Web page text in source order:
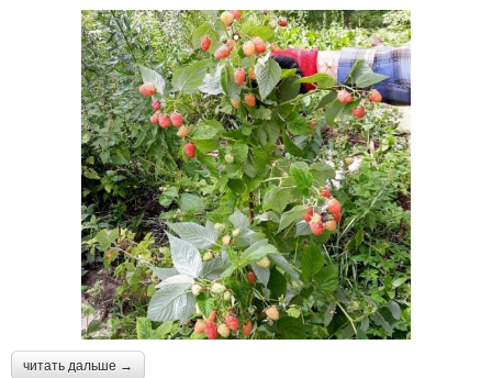
читать дальше →